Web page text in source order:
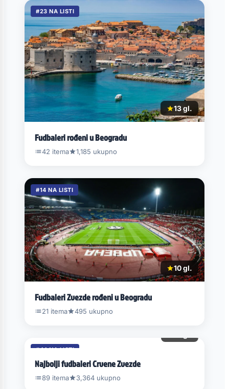
#23 NA LISTI
13 gl.
Fudbaleri rođeni u Beogradu
42 itema 1,185 ukupno
#14 NA LISTI
10 gl.
Fudbaleri Zvezde rođeni u Beogradu
21 itema 495 ukupno
#44 NA LISTI
Najbolji fudbaleri Crvene Zvezde
89 itema 3,364 ukupno